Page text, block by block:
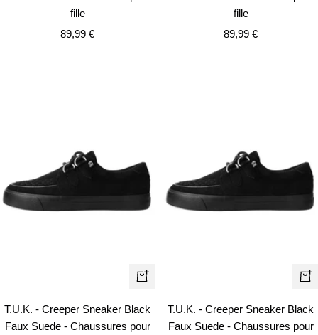
fille
Prix
89,99 €
fille
Prix
89,99 €
Apercu
T.U.K. - Creeper Sneaker Black
Faux Suede - Chaussures pour
T.U.K. - Creeper Sneaker Black
Faux Suede - Chaussures pour